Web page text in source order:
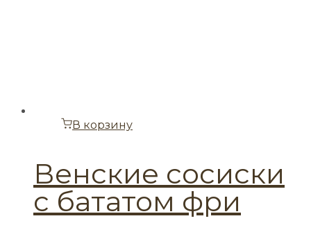
В корзину
Венские сосиски
с бататом фри